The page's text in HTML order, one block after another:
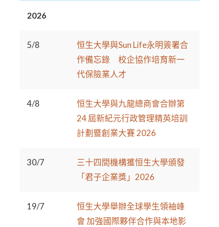
2026
5/8
恒生大學與Sun Life永明簽署合
作備忘錄 校企協作培育新一
代保險業人才
4/8
恒生大學與九龍總商會合辦第
24 屆新紀元行政管理精英培訓
計劃暨創業大賽 2026
30/7
三十四間機構獲恒生大學頒發
「君子企業獎」2026
19/7
恒生大學舉辦全球學生領袖峰
會 加強國際夥伴合作與本地影